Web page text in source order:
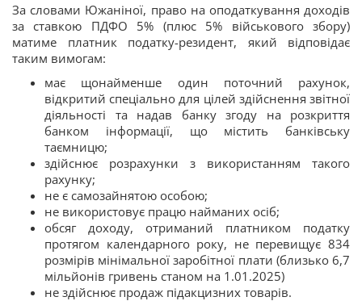
За словами Южаніної, право на оподаткування доходів
за ставкою ПДФО 5% (плюс 5% військового збору)
матиме платник податку-резидент, який відповідає
таким вимогам:
має щонайменше один поточний рахунок,
відкритий спеціально для цілей здійснення звітної
діяльності та надав банку згоду на розкриття
банком інформації, що містить банківську
таємницю;
здійснює розрахунки з використанням такого
рахунку;
не є самозайнятою особою;
не використовує працю найманих осіб;
обсяг доходу, отриманий платником податку
протягом календарного року, не перевищує 834
розмірів мінімальної заробітної плати (близько 6,7
мільйонів гривень станом на 1.01.2025)
не здійснює продаж підакцизних товарів.